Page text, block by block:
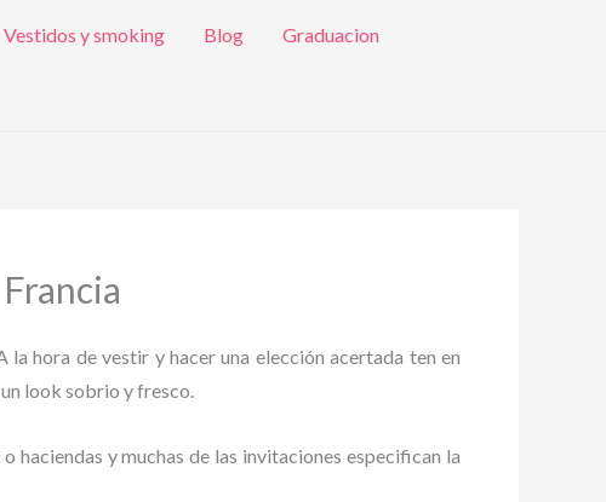
Vestidos y smoking Blog Graduacion
hora de vestir y hacer una elección acertada ten en
look sobrio y fresco.
haciendas y muchas de las invitaciones especifican la